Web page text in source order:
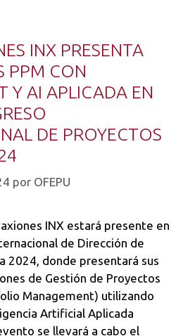
INX PRESENTA
PPM CON
Y AI APLICADA EN
DE PROYECTOS
por OFEPU
INX estará presente en
de Dirección de
2024, donde presentará sus
de Gestión de Proyectos
Management) utilizando
Artificial Aplicada
se llevará a cabo el